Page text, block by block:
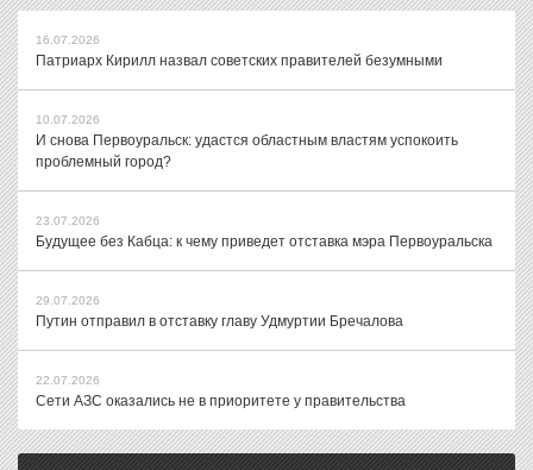
16.07.2026
Патриарх Кирилл назвал советских правителей безумными
10.07.2026
И снова Первоуральск: удастся областным властям успокоить
проблемный город?
23.07.2026
Будущее без Кабца: к чему приведет отставка мэра Первоуральска
29.07.2026
Путин отправил в отставку главу Удмуртии Бречалова
22.07.2026
Сети АЗС оказались не в приоритете у правительства